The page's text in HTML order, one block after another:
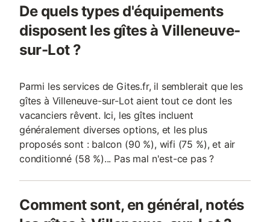
De quels types d'équipements
disposent les gîtes à Villeneuve-
sur-Lot ?
Parmi les services de Gites.fr, il semblerait que les
gîtes à Villeneuve-sur-Lot aient tout ce dont les
vacanciers rêvent. Ici, les gîtes incluent
généralement diverses options, et les plus
proposés sont : balcon (90 %), wifi (75 %), et air
conditionné (58 %)... Pas mal n'est-ce pas ?
Comment sont, en général, notés